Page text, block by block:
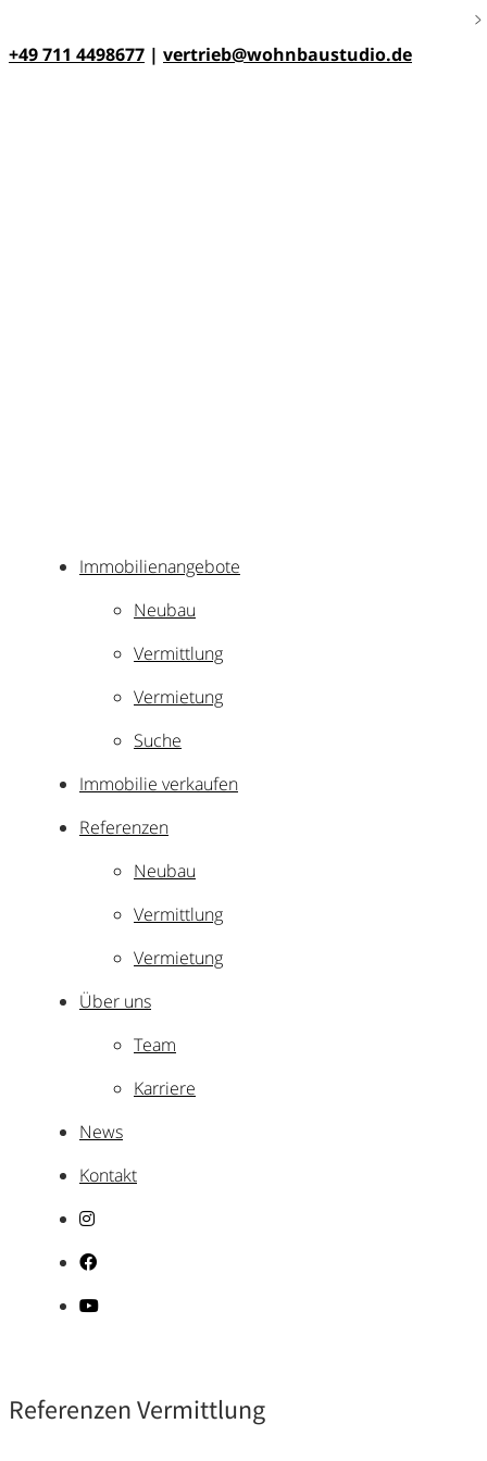
+49 711 4498677 | vertrieb@wohnbaustudio.de
Immobilienangebote
Neubau
Vermittlung
Vermietung
Suche
Immobilie verkaufen
Referenzen
Neubau
Vermittlung
Vermietung
Über uns
Team
Karriere
News
Kontakt
Referenzen Vermittlung